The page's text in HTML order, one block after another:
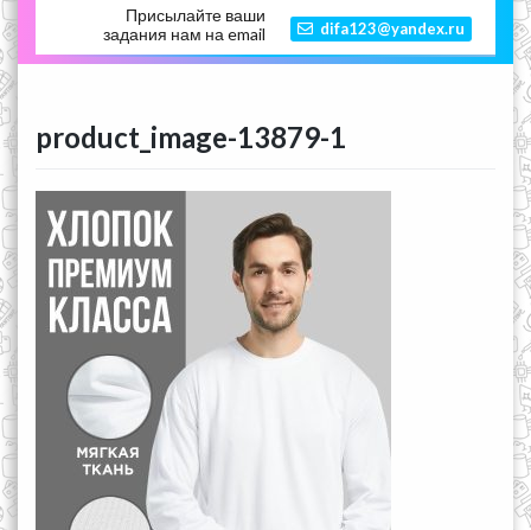
Присылайте ваши
задания нам на email
difa123@yandex.ru
product_image-13879-1